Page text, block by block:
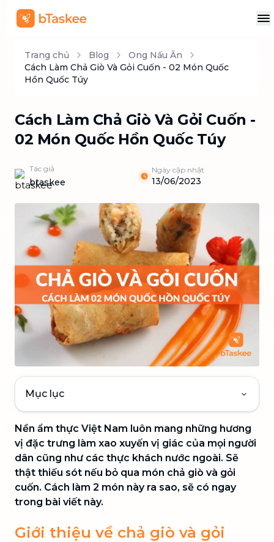
Trang chủ Blog
Ong Nấu Ăn
Cách Làm Chả Giò Và Gỏi Cuốn - 02 Món Quốc
Hồn Quốc Túy
Cách Làm Chả Giò Và Gỏi Cuốn -
02 Món Quốc Hồn Quốc Túy
Tác giả
btaskee
Ngày cập nhật
13/06/2023
Mục lục
Nền ẩm thực Việt Nam luôn mang những hương
vị đặc trưng làm xao xuyến vị giác của mọi người
dân cũng như các thực khách nước ngoài. Sẽ
thật thiếu sót nếu bỏ qua món chả giò và gỏi
cuốn. Cách làm 2 món này ra sao, sẽ có ngay
trong bài viết này.
Giới thiệu về chả giò và gỏi